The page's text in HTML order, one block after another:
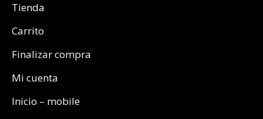
Tienda
Carrito
Finalizar compra
Mi cuenta
Inicio – mobile